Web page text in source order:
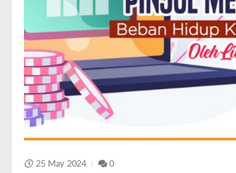
25 May 2024 0